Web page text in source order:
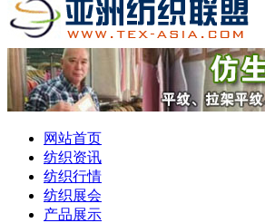
网站首页
纺织资讯
纺织行情
纺织展会
产品展示